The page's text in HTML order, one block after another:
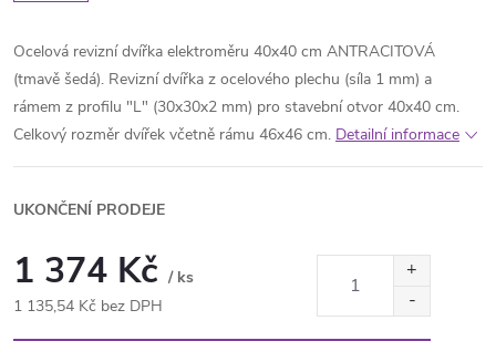
Ocelová revizní dvířka elektroměru 40x40 cm ANTRACITOVÁ
(tmavě šedá). Revizní dvířka z ocelového plechu (síla 1 mm) a
rámem z profilu "L" (30x30x2 mm) pro stavební otvor 40x40 cm.
Celkový rozměr dvířek včetně rámu 46x46 cm. Detailní informace
UKONČENÍ PRODEJE
1 374 Kč / ks
1 135,54 Kč bez DPH